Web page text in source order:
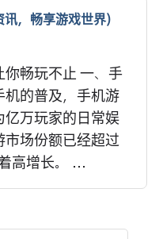
讯，畅享游戏世界)
你畅玩不止 一、手
机的普及，手机游
亿万玩家的日常娱
市场份额已经超过
高增长。 ...